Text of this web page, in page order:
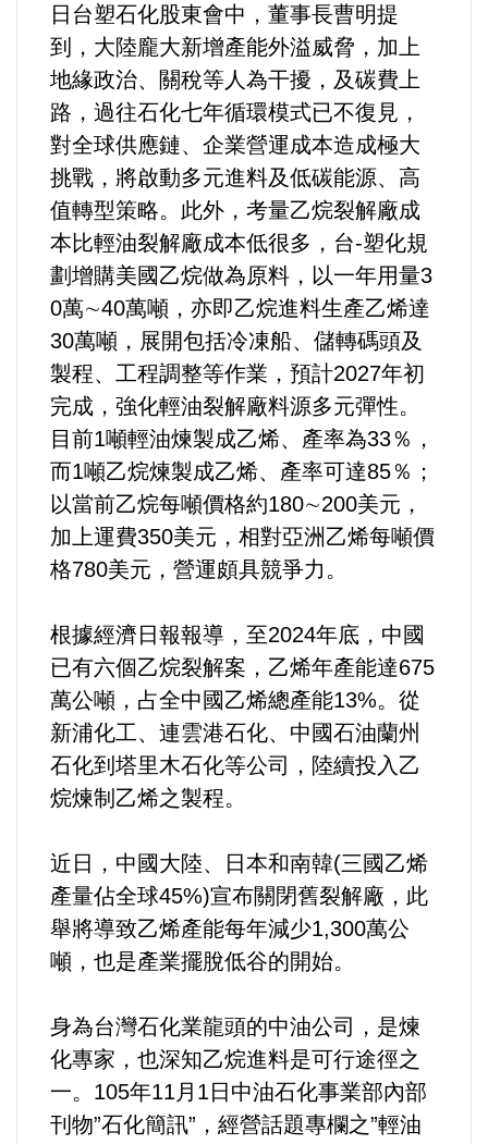
日台塑石化股東會中，董事長曹明提
到，大陸龐大新增產能外溢威脅，加上
地緣政治、關稅等人為干擾，及碳費上
路，過往石化七年循環模式已不復見，
對全球供應鏈、企業營運成本造成極大
挑戰，將啟動多元進料及低碳能源、高
值轉型策略。此外，考量乙烷裂解廠成
本比輕油裂解廠成本低很多，台-塑化規
劃增購美國乙烷做為原料，以一年用量3
0萬∼40萬噸，亦即乙烷進料生產乙烯達
30萬噸，展開包括冷凍船、儲轉碼頭及
製程、工程調整等作業，預計2027年初
完成，強化輕油裂解廠料源多元彈性。
目前1噸輕油煉製成乙烯、產率為33％，
而1噸乙烷煉製成乙烯、產率可達85％；
以當前乙烷每噸價格約180∼200美元，
加上運費350美元，相對亞洲乙烯每噸價
格780美元，營運頗具競爭力。
根據經濟日報報導，至2024年底，中國
已有六個乙烷裂解案，乙烯年產能達675
萬公噸，占全中國乙烯總產能13%。從
新浦化工、連雲港石化、中國石油蘭州
石化到塔里木石化等公司，陸續投入乙
烷煉制乙烯之製程。
近日，中國大陸、日本和南韓(三國乙烯
產量佔全球45%)宣布關閉舊裂解廠，此
舉將導致乙烯產能每年減少1,300萬公
噸，也是產業擺脫低谷的開始。
身為台灣石化業龍頭的中油公司，是煉
化專家，也深知乙烷進料是可行途徑之
一。105年11月1日中油石化事業部內部
刊物”石化簡訊”，經營話題專欄之”輕油